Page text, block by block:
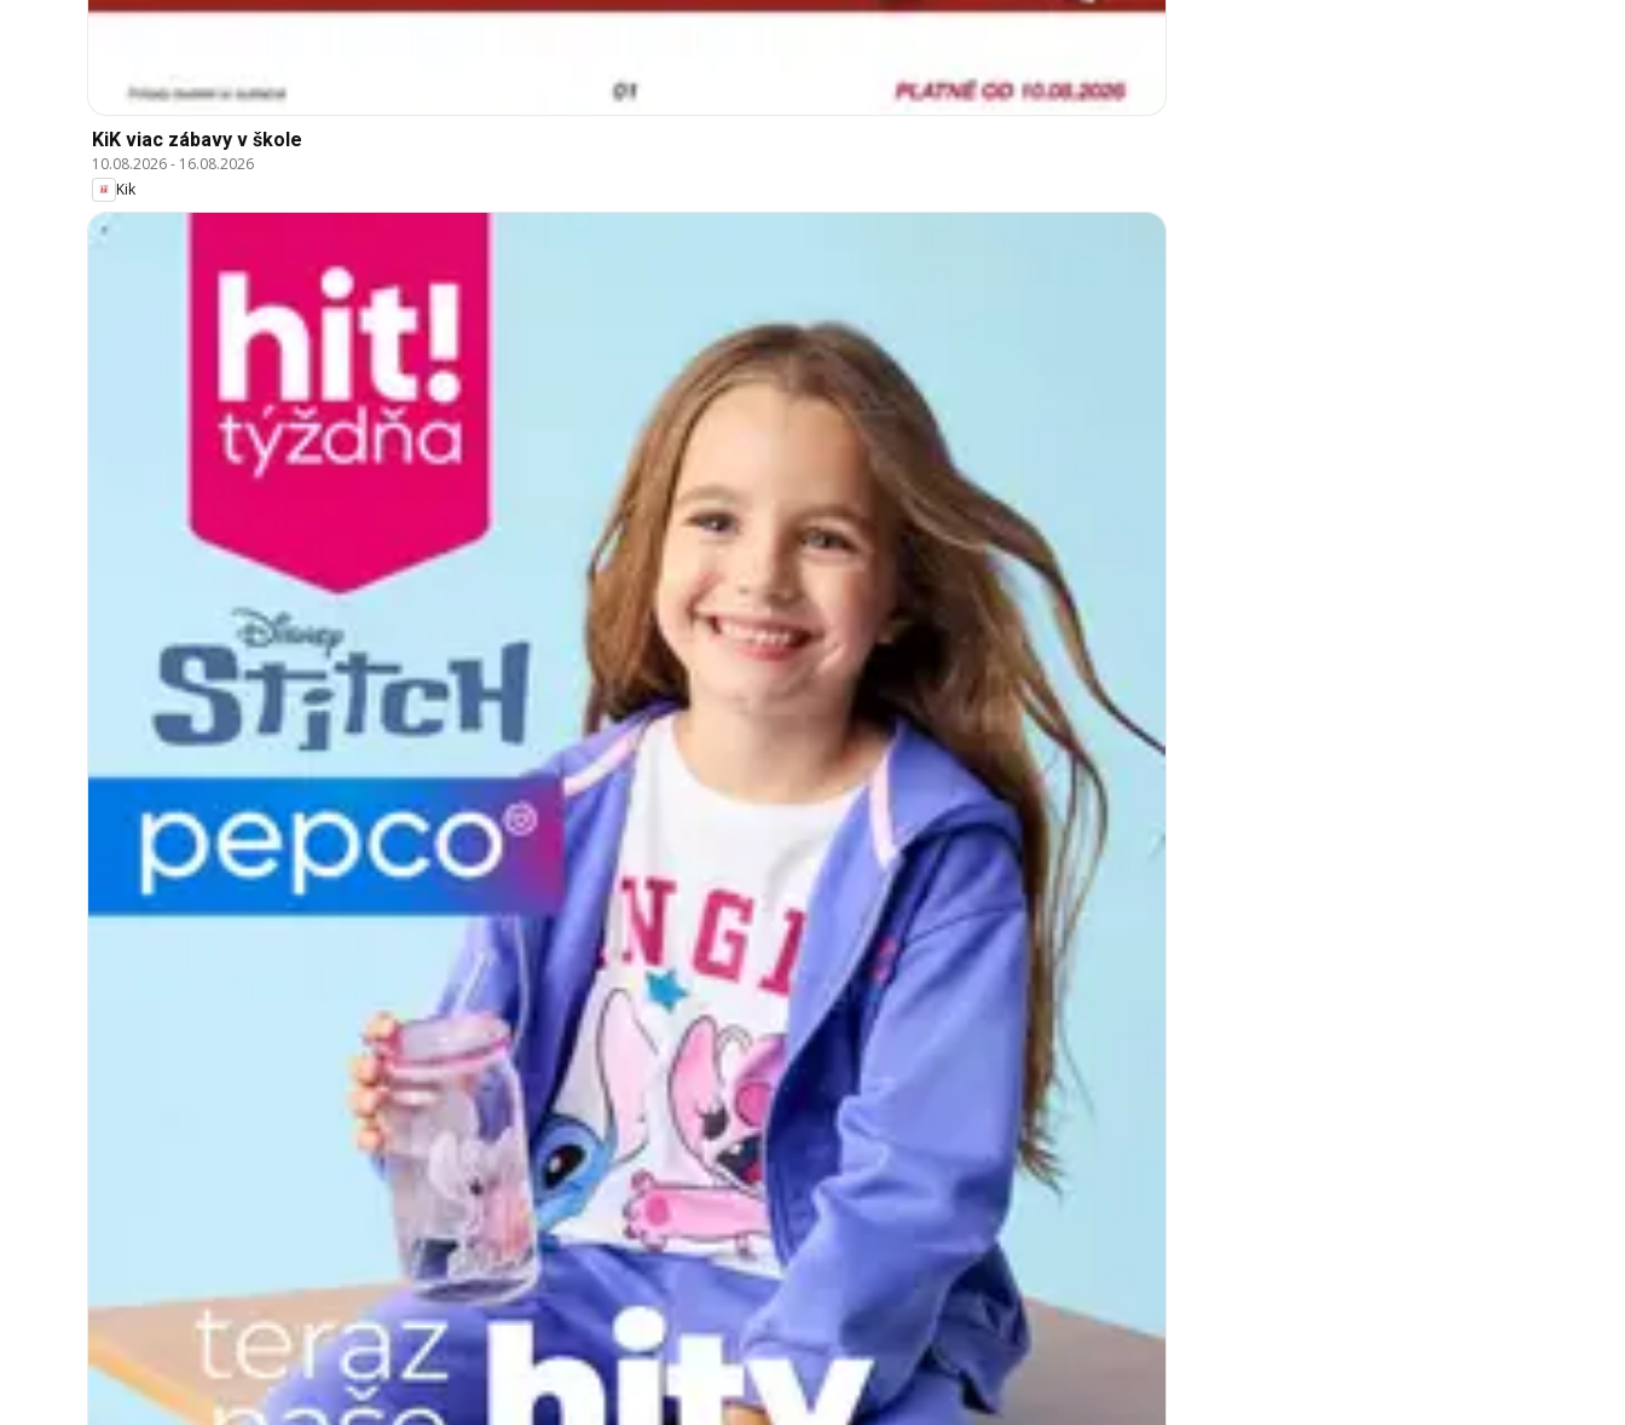
KiK viac zábavy v škole
10.08.2026- 16.08.2026
Kik